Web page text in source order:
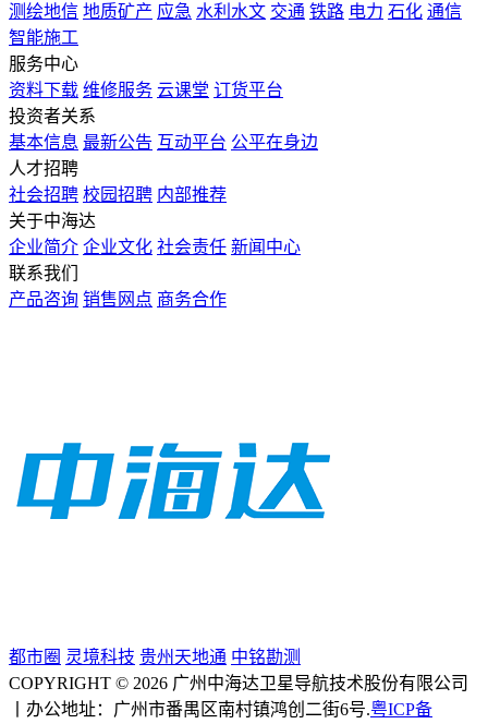
测绘地信 地质矿产 应急 水利水文 交通 铁路 电力 石化 通信
智能施工
服务中心
资料下载 维修服务 云课堂 订货平台
投资者关系
基本信息 最新公告 互动平台 公平在身边
人才招聘
社会招聘 校园招聘 内部推荐
关于中海达
企业简介 企业文化 社会责任 新闻中心
联系我们
产品咨询 销售网点 商务合作
都市圈 灵境科技 贵州天地通 中铭勘测
COPYRIGHT © 2026 广州中海达卫星导航技术股份有限公司
丨办公地址：广州市番禺区南村镇鸿创二街6号.粤ICP备